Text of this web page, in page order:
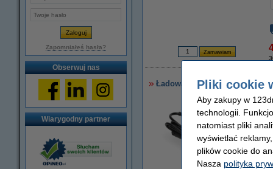
Zapomniałeś hasła?
Obserwuj nas
Wiarygodny partner
Ładowarka do laptopa Asus
Pliki cookie
Aby zakupy w
technologii.
natomiast pliki
wyświetlać
plików cookie do
Nasza polityka